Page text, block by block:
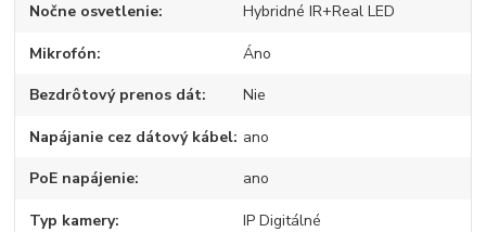
Nočne osvetlenie Hybridné IR+Real LED
Mikrofón Áno
Bezdrôtový prenos dát Nie
Napájanie cez dátový kábel ano
PoE napájenie ano
Typ kamery IP Digitálné